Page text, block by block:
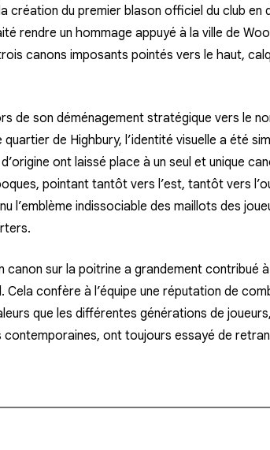
création du premier blason officiel du club en
rendre un hommage appuyé à la ville de
canons imposants pointés vers le haut,
de son déménagement stratégique vers le
de Highbury, l’identité visuelle a été
ont laissé place à un seul et unique
pointant tantôt vers l’est, tantôt vers
l’emblème indissociable des maillots des
canon sur la poitrine a grandement contribué
Cela confère à l’équipe une réputation de
que les différentes générations de joueurs,
contemporaines, ont toujours essayé de